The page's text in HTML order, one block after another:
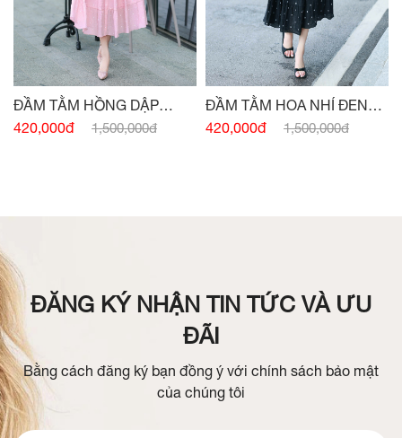
ĐẦM TẰM HỒNG DẬP
NHĂN CỔ V
420,000đ 1,500,000đ
ĐẦM TẰM HOA NHÍ ĐEN
CỔ V
420,000đ 1,500,000đ
ĐĂNG KÝ NHẬN TIN TỨC VÀ ƯU
ĐÃI
Bằng cách đăng ký bạn đồng ý với chính sách bảo mật
của chúng tôi